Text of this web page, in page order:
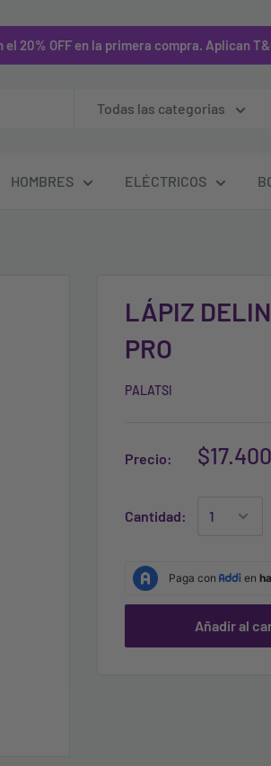
20% OFF en la primera compra. Aplican
Todas las categorias
HOMBRES ELÉCTRICOS
LÁPIZ
PRO
PALATSI
Precio: $17.400
Cantidad:
Añadir al